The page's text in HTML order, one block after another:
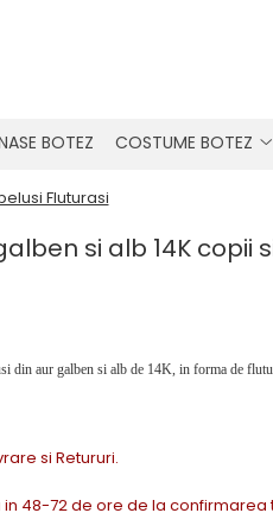
BOTEZ COSTUME BOTEZ
Fluturasi
si alb 14K copii
din aur galben si alb de 14K, in forma de
si Retururi.
in 48-72 de ore de la